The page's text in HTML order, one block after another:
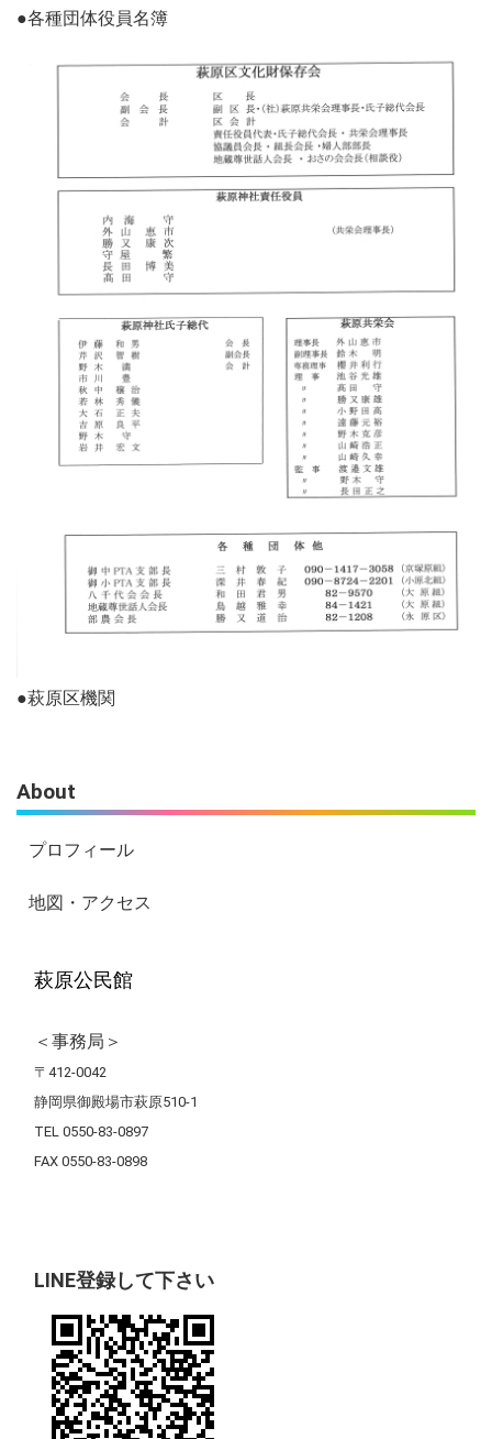
●各種団体役員名簿
●萩原区機関
About
プロフィール
地図・アクセス
萩原公民館
＜事務局＞
〒412-0042
静岡県御殿場市萩原510-1
TEL 0550-83-0897
FAX 0550-83-0898
LINE登録して下さい